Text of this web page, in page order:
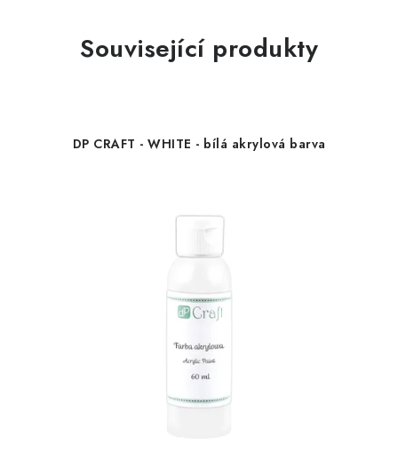
Související produkty
DP CRAFT - WHITE - bílá akrylová barva